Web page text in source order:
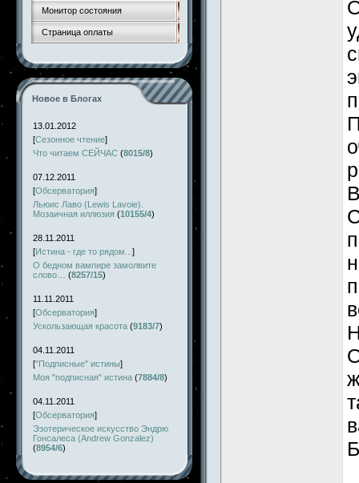
Монитор состояния
Страница оплаты
Новое в Блогах
13.01.2012
[Сезонное чтение]
Что читаем СЕЙЧАС (8015/8)
07.12.2011
[Обсерватория]
Льюис Лаво (Lewis Lavoie).
Мозаичная иллюзия (10155/4)
28.11.2011
[Истина - где то рядом... ]
О бедном вампире замолвите
слово…
(8257/15)
11.11.2011
[Обсерватория]
Ускользающая красота (9183/7)
04.11.2011
["Подписные" истины]
Моя "подписная" истина (7884/8)
04.11.2011
[Обсерватория]
Эзотерическое искусство Эндрю
Гонсалеса (Andrew Gonzalez)
(8954/6)